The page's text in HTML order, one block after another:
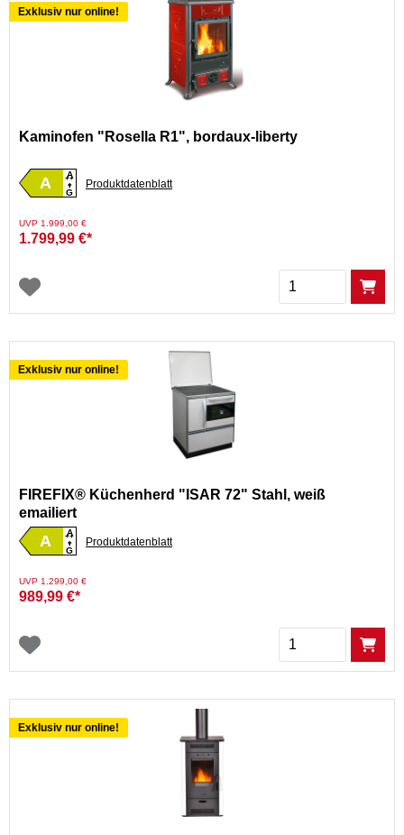
Exklusiv nur online!
Kaminofen "Rosella R1", bordaux-liberty
A
++
G
A Produktdatenblatt
Preis reduziert von
UVP 1.999,00 €auf
1.799,99 €*
Menge
Exklusiv nur online!
FIREFIX® Küchenherd "ISAR 72" Stahl, weiß
emailiert
A
++
G
A Produktdatenblatt
Preis reduziert von
UVP 1.299,00 €auf
989,99 €*
Menge
Exklusiv nur online!